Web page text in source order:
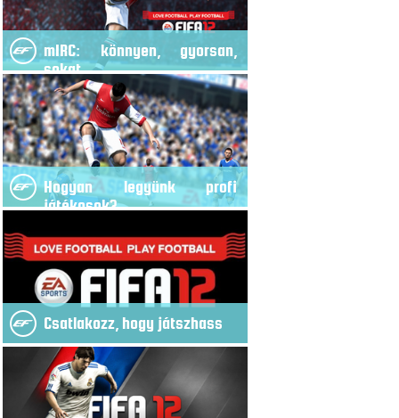
mIRC: könnyen, gyorsan,
sokat
Hogyan legyünk profi
játékosok?
Csatlakozz, hogy játszhass